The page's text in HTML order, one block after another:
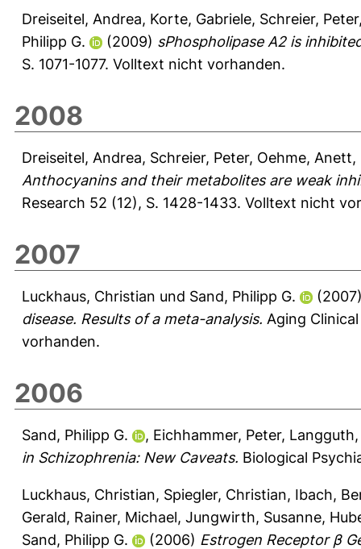
Dreiseitel, Andrea, Korte, Gabriele, Schreier, Peter
Philipp G.
(2009) sPhospholipase A2 is
S. 1071-1077. Volltext nicht vorhanden.
2008
Dreiseitel, Andrea, Schreier, Peter, Oehme, Anett,
Anthocyanins and their metabolites are weak
Research 52 (12), S. 1428-1433. Volltext nicht
2007
Luckhaus, Christian und Sand, Philipp G.
disease. Results of a meta-analysis. Aging
vorhanden.
2006
Sand, Philipp G. , Eichhammer, Peter,
in Schizophrenia: New Caveats. Biological
Luckhaus, Christian, Spiegler, Christian, Ibach,
Gerald, Rainer, Michael, Jungwirth, Susanne,
Sand, Philipp G.
(2006) Estrogen Receptor β